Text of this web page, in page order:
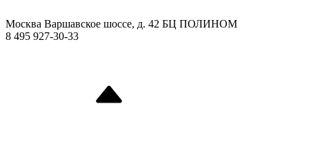
Москва Варшавское шоссе, д. 42 БЦ ПОЛИНОМ
8 495 927-30-33